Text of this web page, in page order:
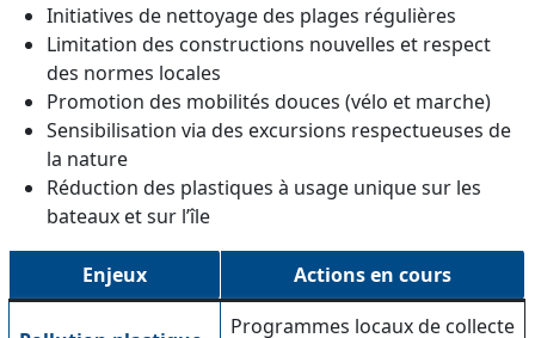
Initiatives de nettoyage des plages régulières
Limitation des constructions nouvelles et respect
des normes locales
Promotion des mobilités douces (vélo et marche)
Sensibilisation via des excursions respectueuses de
la nature
Réduction des plastiques à usage unique sur les
bateaux et sur l’île
Enjeux Actions en cours
Programmes locaux de collecte